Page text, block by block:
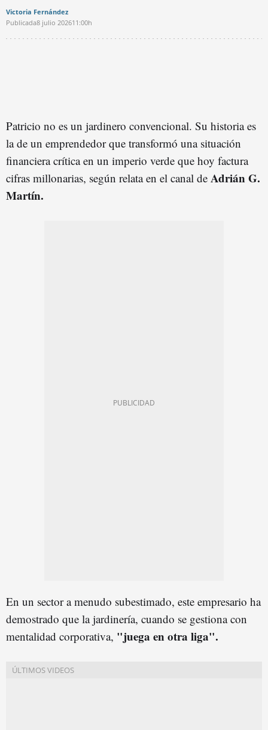
Victoria Fernández
Publicada8 julio 202611:00h
Patricio no es un jardinero convencional. Su historia es
la de un emprendedor que transformó una situación
financiera crítica en un imperio verde que hoy factura
cifras millonarias, según relata en el canal de Adrián G.
Martín.
En un sector a menudo subestimado, este empresario ha
demostrado que la jardinería, cuando se gestiona con
mentalidad corporativa, "juega en otra liga".